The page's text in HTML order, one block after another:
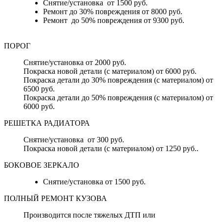
Снятие/установка от 1500 руб.
Ремонт до 30% повреждения от 8000 руб.
Ремонт до 50% повреждения от 9300 руб.
ПОРОГ
Снятие/установка от 2000 руб.
Покраска новой детали (с материалом) от 6000 руб.
Покраска детали до 30% повреждения (с материалом) от
6500 руб.
Покраска детали до 50% повреждения (с материалом) от
6000 руб.
РЕШЕТКА РАДИАТОРА
Снятие/установка от 300 руб.
Покраска новой детали (с материалом) от 1250 руб..
БОКОВОЕ ЗЕРКАЛО
Снятие/установка от 1500 руб.
ПОЛНЫЙ РЕМОНТ КУЗОВА
Производится после тяжелых ДТП или